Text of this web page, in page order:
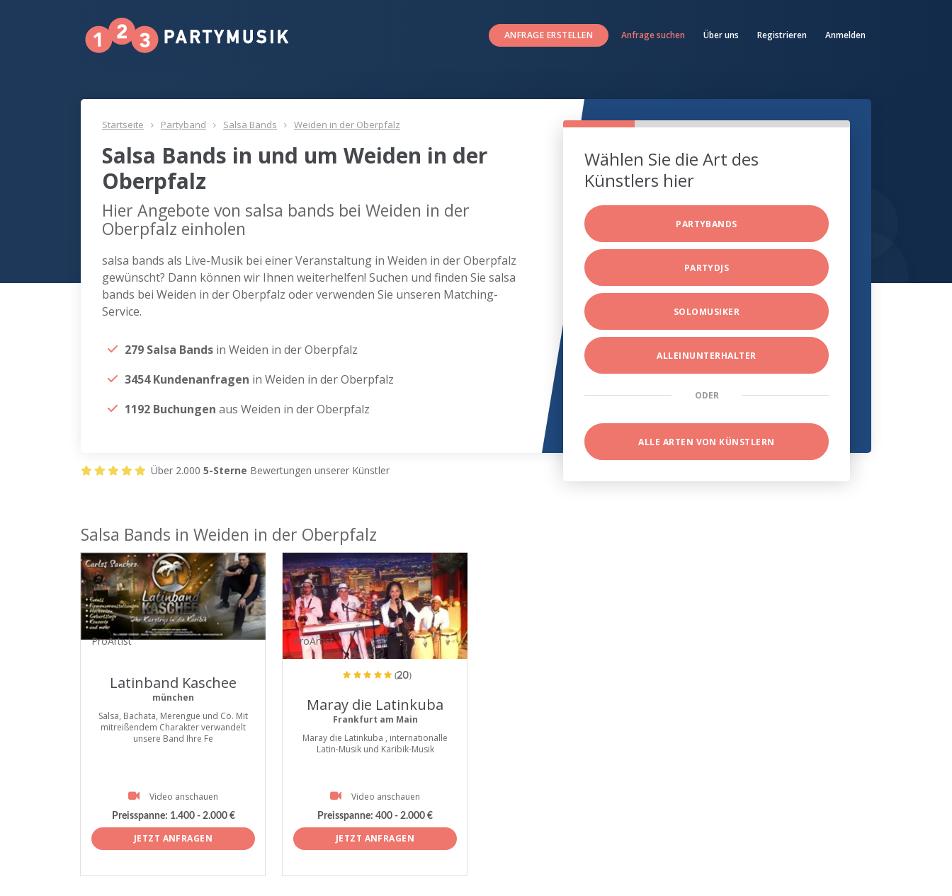
ANFRAGE ERSTELLEN Anfrage suchen Über uns Registrieren Anmelden
Startseite Partyband Salsa Bands Weiden in der Oberpfalz
Salsa Bands in und um Weiden in der
Oberpfalz
Hier Angebote von salsa bands bei Weiden in der
Oberpfalz einholen
salsa bands als Live-Musik bei einer Veranstaltung in Weiden in der Oberpfalz
gewünscht? Dann können wir Ihnen weiterhelfen! Suchen und finden Sie salsa
bands bei Weiden in der Oberpfalz oder verwenden Sie unseren Matching-
Service.
279 Salsa Bands in Weiden in der Oberpfalz
3454 Kundenanfragen in Weiden in der Oberpfalz
1192 Buchungen aus Weiden in der Oberpfalz
Wählen Sie die Art des
Künstlers hier
PARTYBANDS
PARTYDJS
SOLOMUSIKER
ALLEINUNTERHALTER
ODER
ALLE ARTEN VON KÜNSTLERN
Über 2.000 5-Sterne Bewertungen unserer Künstler
Salsa Bands in Weiden in der Oberpfalz
ProArtist
Latinband Kaschee
münchen
Salsa, Bachata, Merengue und Co. Mit
mitreißendem Charakter verwandelt
unsere Band Ihre Fe
Video anschauen
Preisspanne: 1.400 - 2.000 €
JETZT ANFRAGEN
ProArtist
(20)
Maray die Latinkuba
Frankfurt am Main
Maray die Latinkuba , internationalle
Latin-Musik und Karibik-Musik
Video anschauen
Preisspanne: 400 - 2.000 €
JETZT ANFRAGEN